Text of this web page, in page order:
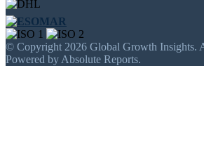
© Copyright 2026 Global Growth Insights.
Powered by Absolute Reports.